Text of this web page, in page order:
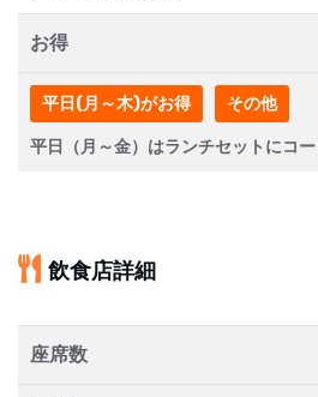
お得
平日(月～木)がお得 その他
平日（月～金）はランチセットにコー
飲食店詳細
座席数